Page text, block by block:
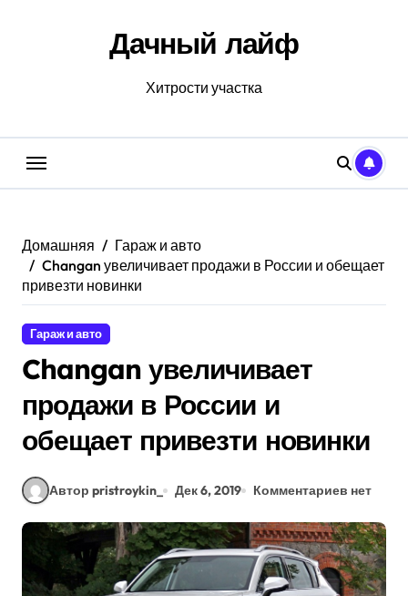
Дачный лайф
Хитрости участка
Домашняя
Гараж и авто
Changan увеличивает продажи в России и обещает
привезти новинки
Гараж и авто
Changan увеличивает
продажи в России и
обещает привезти новинки
Автор pristroykin_ Дек 6, 2019 Комментариев нет